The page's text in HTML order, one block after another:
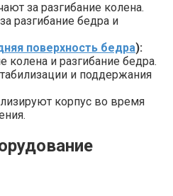
за разгибание колена.
разгибание бедра и
поверхность бедра):
колена и разгибание бедра.
и поддержания
корпус во время